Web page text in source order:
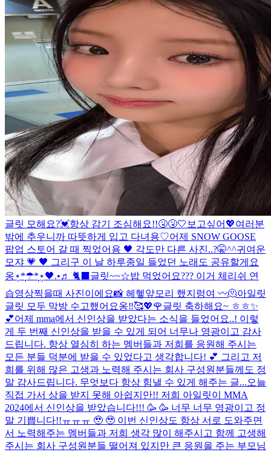
글릿 모해요?💓항상 감기 조심해요!!🤧🤧🤍 보고싶어💖여러분
밖에 추우니까 따뜻하게 입고 다녀용♡어제 SNOW GOOSE
팝업 스토어 갈 때 찍었어용 🖤 각도만 다른 사진..?🤫^^귀여운
모쟈 💗 🖤 그리구 이 날 하루종일 들었던 노래도 공유할게요
옹⋆̩*̣̩☂︎*̣̩⋆̩🖤.•♬ 🐈‍⬛ 글릿~~☆밥 먹었어요??? 이거 체리쉬 연
습영상찍을때 사진이에요📸 헤헿앞모리 했지렁여 〰️🫠아일릿
글릿 모두 막방 수고했어요옹‼︎🥰💖🌹글릿 축하해요~ ㅎㅎ✨
💕어제 mma에서 신인상을 받았다는 소식을 들었어요..! 이렇
게 두 번째 신인상을 받을 수 있게 되어 너무나 영광이고 감사
드립니다. 항상 열심히 하는 멤버들과 저희를 응원해 주시는
모든 분들 덕분에 받을 수 있었다고 생각합니다! 💕 그리고 저
희를 위해 많은 고생과 노력해 주시는 회사 구성원분들께도 정
말 감사드립니다. 무엇보다 항상 힘낼 수 있게 해주는 글...오늘
직접 가서 상을 받지 못해 아쉽지만!! 저희 아일릿이 MMA
2024에서 신인상을 받았습니다!!! 🥳 🥳 너무 너무 영광이고 정
말 기쁩니다!!ㅠㅠㅠ 🥹 🥹 이번 신인상도 항상 서로 도와주면
서 노력해주는 멤버들과 저희 생각 많이 해주시고 함께 고생해
주시는 회사 구성원분들 떨어져 있지만 큰 응원을 주는 부모님